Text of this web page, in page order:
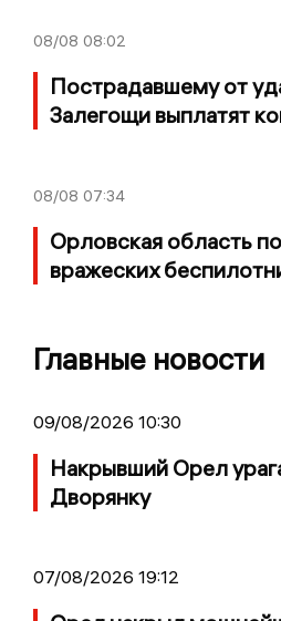
08/08 08:02
Пострадавшему от
Залегощи выплатят
08/08 07:34
Орловская область
вражеских
Главные новости
09/08/2026 10:30
Накрывший Орел
Дворянку
07/08/2026 19:12